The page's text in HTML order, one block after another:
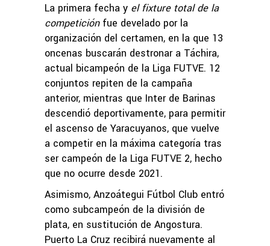
La primera fecha y el fixture total de la
competiciónfue develado por la
organización del certamen, en la que 13
oncenas buscarán destronar a Táchira,
actual bicampeón de la Liga FUTVE. 12
conjuntos repiten de la campaña
anterior, mientras que Inter de Barinas
descendió deportivamente, para permitir
el ascenso de Yaracuyanos, que vuelve
a competir en la máxima categoría tras
ser campeón de la Liga FUTVE 2, hecho
que no ocurre desde 2021.
Asimismo, Anzoátegui Fútbol Club entró
como subcampeón de la división de
plata, en sustitución de Angostura.
Puerto La Cruz recibirá nuevamente al